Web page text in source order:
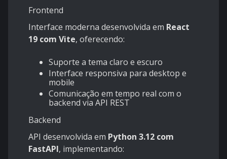
Frontend
Interface moderna desenvolvida em React
19 com Vite, oferecendo:
Suporte a tema claro e escuro
Interface responsiva para desktop e
mobile
Comunicação em tempo real com o
backend via API REST
Backend
API desenvolvida em Python 3.12 com
FastAPI, implementando: